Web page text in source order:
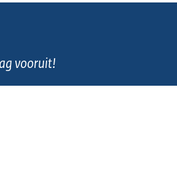
vooruit!